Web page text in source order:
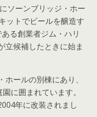
ソーンブリッジ・ホー
ットでビールを醸造す
る創業者ジム・ハリ
立候補したときに始ま
ールの別棟にあり、
に囲まれています。
年に改装されまし